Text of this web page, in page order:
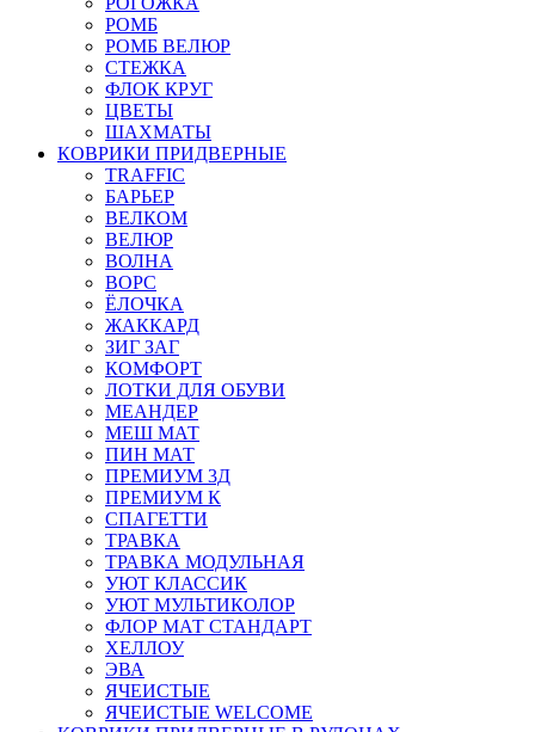
РОМБ
РОМБ ВЕЛЮР
СТЕЖКА
ФЛОК КРУГ
ЦВЕТЫ
ШАХМАТЫ
КОВРИКИ ПРИДВЕРНЫЕ
TRAFFIC
БАРЬЕР
ВЕЛКОМ
ВЕЛЮР
ВОЛНА
ВОРС
ЁЛОЧКА
ЖАККАРД
ЗИГ ЗАГ
КОМФОРТ
ЛОТКИ ДЛЯ ОБУВИ
МЕАНДЕР
МЕШ МАТ
ПИН МАТ
ПРЕМИУМ 3Д
ПРЕМИУМ К
СПАГЕТТИ
ТРАВКА
ТРАВКА МОДУЛЬНАЯ
УЮТ КЛАССИК
УЮТ МУЛЬТИКОЛОР
ФЛОР МАТ СТАНДАРТ
ХЕЛЛОУ
ЭВА
ЯЧЕИСТЫЕ
ЯЧЕИСТЫЕ WELCOME